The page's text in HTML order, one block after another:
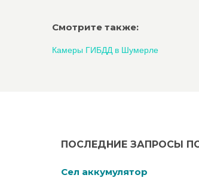
Смотрите также:
Камеры ГИБДД в Шумерле
ПОСЛЕДНИЕ ЗАПРОСЫ
Cел аккумулятор